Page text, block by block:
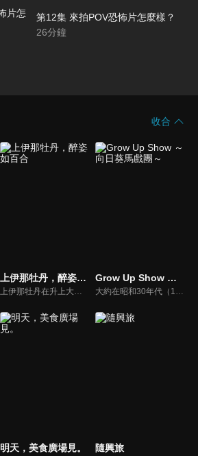
第12集 來拍POV恐怖片怎麼樣？
26分鐘
收合
上伊那牡丹，醉姿如百合
上伊那牡丹在升上大學後住進了學生宿舍。當她與宿舍成員一同前往秩父參加芝櫻祭時，在長椅上看見了獨自喝著酒的舍監・礪波伊吹。伊吹那副把Highball喝得格外美味的模樣吸引了牡丹，讓她忍不住心想：「我也想喝喝看。」於是，她人生第一次嘗試了喝酒。在體會到酒的美味後，牡丹開始和宿舍的夥伴們一起享受燒酒、葡萄酒、威士忌等各式酒類，感情也逐漸加深。另一方面，因過去的經歷而執著於「一個人喝酒」的伊吹，在與總是開心、看起來喝得很滿足的牡丹相處的過程中，也逐漸開始想和她一起喝酒……
Grow Up Show ～向日葵馬戲團～
大約在昭和30年代（1950年代中期至1960年代中期），以正處於經濟高度成長期的日本為背景， 那是一個馬戲團作為主流娛樂、深深融入人們日常生活的時代。 為了爭奪只有頂尖馬戲團才被允許參加的世界級盛典——「Circus Collection」（キルクスコレクション）的出場資格，無數的馬戲團在日本各地一邊巡迴公演，一邊日復一日地展開激烈競爭。 故事的舞台，是發生在團長麻利亞所率領的「向日葵馬戲團」。 在與常年資金短缺陷入苦戰的同時，向日葵馬戲團依然在各地進行著巡迴演出。 就在這時，因為某些緣由，馬戲團的天才——鶴卷瑞佳來到了這裡。 個性鮮明的「向日葵馬戲團」團員們與瑞佳的相遇，究竟是偶然，還是必然…… 由追逐夢想的少女們所譜寫、獨一無二的馬戲團大秀，正式開演！
明天，美食廣場見。 隨興旅